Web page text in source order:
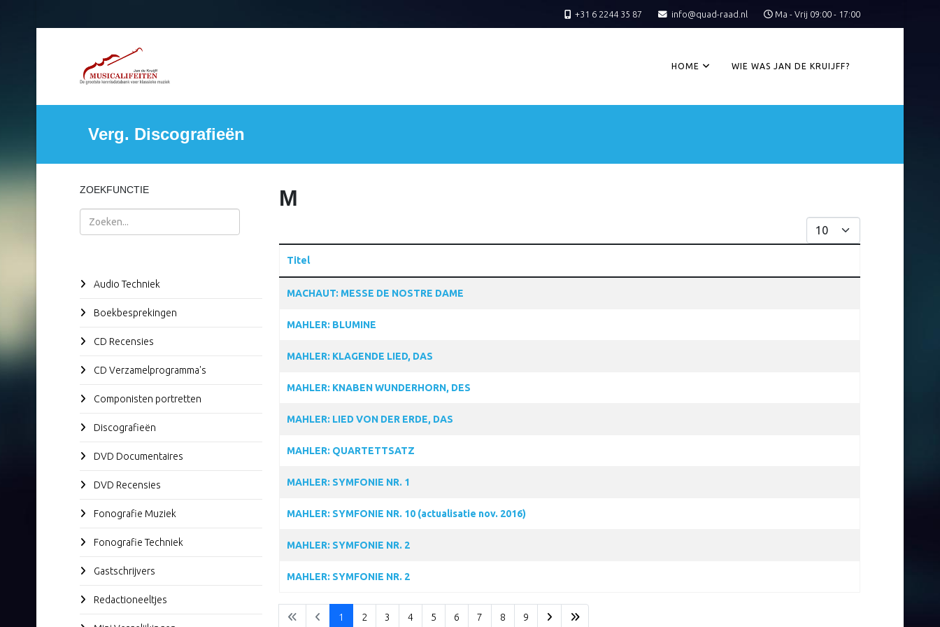
+31 6 2244 35 87 info@quad-raad.nl Ma - Vrij 09:00 - 17:00
HOME WIE WAS JAN DE KRUIJFF?
Verg. Discografieën
ZOEKFUNCTIE
Zoeken
Audio Techniek
Boekbesprekingen
CD Recensies
CD Verzamelprogramma's
Componisten portretten
Discografieën
DVD Documentaires
DVD Recensies
Fonografie Muziek
Fonografie Techniek
Gastschrijvers
Redactioneeltjes
M
Toon #
Titel
MACHAUT: MESSE DE NOSTRE DAME
MAHLER: BLUMINE
MAHLER: KLAGENDE LIED, DAS
MAHLER: KNABEN WUNDERHORN, DES
MAHLER: LIED VON DER ERDE, DAS
MAHLER: QUARTETTSATZ
MAHLER: SYMFONIE NR. 1
MAHLER: SYMFONIE NR. 10 (actualisatie nov. 2016)
MAHLER: SYMFONIE NR. 2
MAHLER: SYMFONIE NR. 2
1 2 3 4 5 6 7 8 9